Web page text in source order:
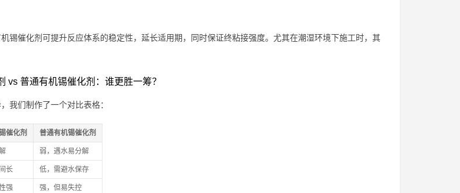
锡催化剂可提升反应体系的稳定性，延长适用期，同时保证终粘接强度。尤其在潮湿环境下施工时，其
vs 普通有机锡催化剂：谁更胜一筹？
我们制作了一个对比表格：
催化剂 普通有机锡催化剂
弱，遇水易分解
长 低，需避水保存
强 强，但易失控